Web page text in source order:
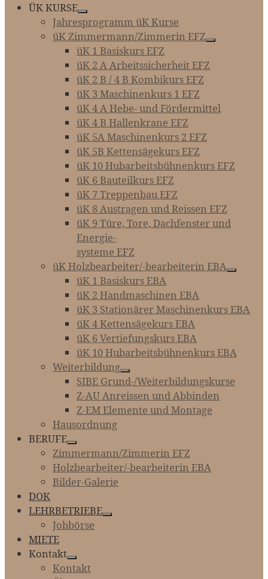
ÜK KURSE
Jahresprogramm üK Kurse
üK Zimmermann/Zimmerin EFZ
üK 1 Basiskurs EFZ
üK 2 A Arbeitssicherheit EFZ
üK 2 B / 4 B Kombikurs EFZ
üK 3 Maschinenkurs 1 EFZ
üK 4 A Hebe- und Fördermittel
üK 4 B Hallenkrane EFZ
üK 5A Maschinenkurs 2 EFZ
üK 5B Kettensägekurs EFZ
üK 10 Hubarbeitsbühnenkurs EFZ
üK 6 Bauteilkurs EFZ
üK 7 Treppenbau EFZ
üK 8 Austragen und Reissen EFZ
üK 9 Türe, Tore, Dachfenster und
Energie-­­­
systeme EFZ
üK Holzbearbeiter/-bearbeiterin EBA
üK 1 Basiskurs EBA
üK 2 Handmaschinen EBA
üK 3 Stationärer Maschinenkurs EBA
üK 4 Kettensägekurs EBA
üK 6 Vertiefungskurs EBA
üK 10 Hubarbeitsbühnenkurs EBA
Weiterbildung
SIBE Grund-/Weiterbildungskurse
Z-AU Anreissen und Abbinden
Z-EM Elemente und Montage
Hausordnung
BERUFE
Zimmermann/Zimmerin EFZ
Holzbearbeiter/-bearbeiterin EBA
Bilder-Galerie
DOK
LEHRBETRIEBE
Jobbörse
MIETE
Kontakt
Kontakt